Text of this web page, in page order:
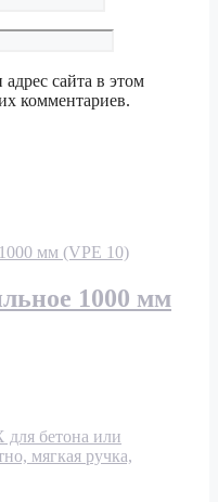
сайта в этом
комментариев.
1000 мм